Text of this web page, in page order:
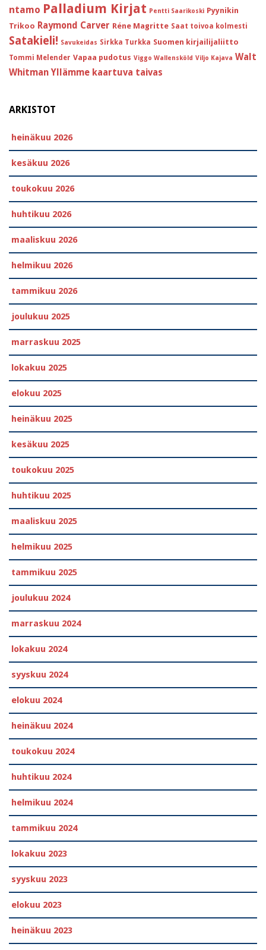
ntamo Palladium Kirjat Pentti Saarikoski Pyynikin
Trikoo Raymond Carver Réne Magritte Saat toivoa kolmesti
Satakieli! Savukeidas Sirkka Turkka Suomen kirjailijaliitto
Tommi Melender Vapaa pudotus Viggo Wallensköld Viljo Kajava Walt
Whitman Yllämme kaartuva taivas
ARKISTOT
heinäkuu 2026
kesäkuu 2026
toukokuu 2026
huhtikuu 2026
maaliskuu 2026
helmikuu 2026
tammikuu 2026
joulukuu 2025
marraskuu 2025
lokakuu 2025
elokuu 2025
heinäkuu 2025
kesäkuu 2025
toukokuu 2025
huhtikuu 2025
maaliskuu 2025
helmikuu 2025
tammikuu 2025
joulukuu 2024
marraskuu 2024
lokakuu 2024
syyskuu 2024
elokuu 2024
heinäkuu 2024
toukokuu 2024
huhtikuu 2024
helmikuu 2024
tammikuu 2024
lokakuu 2023
syyskuu 2023
elokuu 2023
heinäkuu 2023